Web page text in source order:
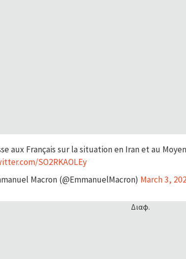
aux Français sur la situation en Iran et au
SO2RKAOLEy
Macron (@EmmanuelMacron) March 3,
Διαφ.